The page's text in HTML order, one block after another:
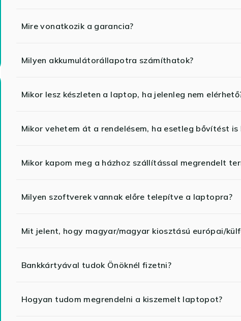
Mire vonatkozik a garancia?
Milyen akkumulátorállapotra számíthatok?
Mikor lesz készleten a laptop, ha jelenleg nem
Mikor vehetem át a rendelésem, ha esetleg bővítést is
Mikor kapom meg a házhoz szállítással megrendelt
Milyen szoftverek vannak előre telepítve a laptopra?
Mit jelent, hogy magyar/magyar kiosztású európai/
Bankkártyával tudok Önöknél fizetni?
Hogyan tudom megrendelni a kiszemelt laptopot?